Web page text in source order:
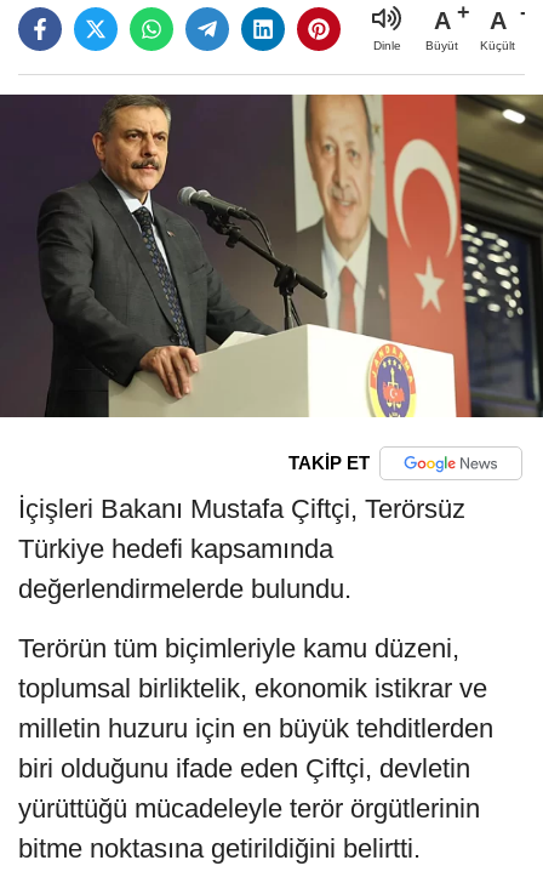
Dinle
A
Büyüt
A
Küçült
TAKİP ET
İçişleri Bakanı Mustafa Çiftçi, Terörsüz
Türkiye hedefi kapsamında
değerlendirmelerde bulundu.
Terörün tüm biçimleriyle kamu düzeni,
toplumsal birliktelik, ekonomik istikrar ve
milletin huzuru için en büyük tehditlerden
biri olduğunu ifade eden Çiftçi, devletin
yürüttüğü mücadeleyle terör örgütlerinin
bitme noktasına getirildiğini belirtti.